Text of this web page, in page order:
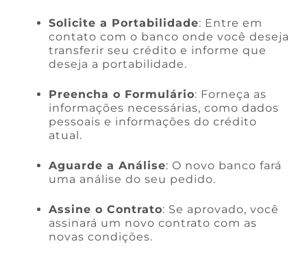
Solicite a Portabilidade: Entre em
contato com o banco onde você deseja
transferir seu crédito e informe que
deseja a portabilidade.
Preencha o Formulário: Forneça as
informações necessárias, como dados
pessoais e informações do crédito
atual.
Aguarde a Análise: O novo banco fará
uma análise do seu pedido.
Assine o Contrato: Se aprovado, você
assinará um novo contrato com as
novas condições.